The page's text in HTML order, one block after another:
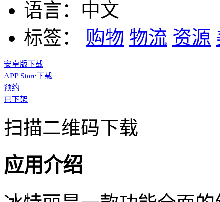
语言： 中文
标签：
购物 物流 资源
安卓版下载
APP Store下载
预约
已下架
扫描二维码下载
应用介绍